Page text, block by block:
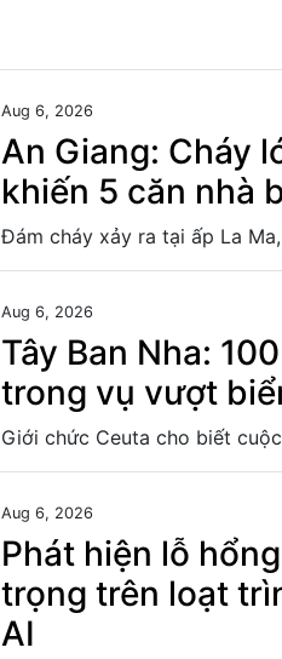
Aug 6, 2026
An Giang: Cháy
khiến 5 căn nhà
Aug 6, 2026
Tây Ban Nha:
trong vụ vượt
Aug 6, 2026
Phát hiện lỗ
trọng trên loạt
AI